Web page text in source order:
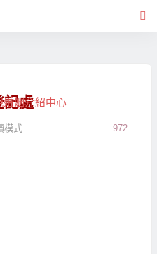
婚姻介紹中心
記處
972
模式